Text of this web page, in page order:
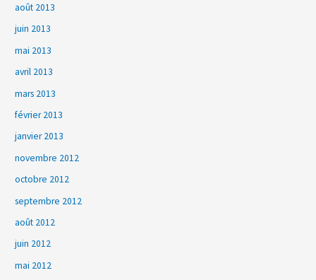
août 2013
juin 2013
mai 2013
avril 2013
mars 2013
février 2013
janvier 2013
novembre 2012
octobre 2012
septembre 2012
août 2012
juin 2012
mai 2012